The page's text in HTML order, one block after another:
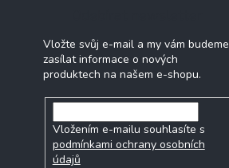
Vložte svůj e-mail a my vám budeme
zasílat informace o nových
produktech na našem e-shopu.
Vložením e-mailu souhlasíte s
podmínkami ochrany osobních
údajů